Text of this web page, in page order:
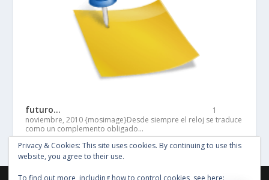
futuro…
1
noviembre, 2010 {mosimage}Desde siempre el reloj se traduce
como un complemento obligado…
Privacy & Cookies: This site uses cookies. By continuing to use this
website, you agree to their use.
To find out more, including how to control cookies, see here: